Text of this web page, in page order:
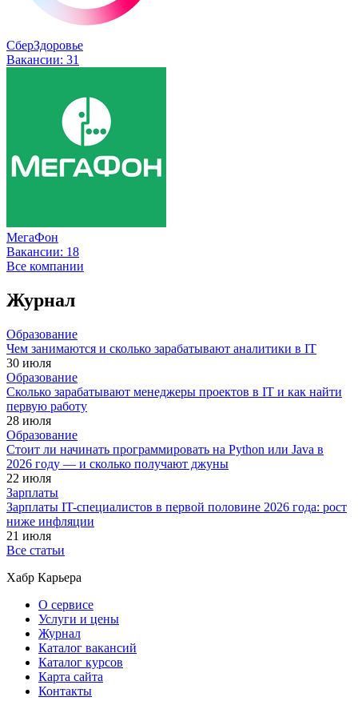
СберЗдоровье
Вакансии: 31
МегаФон
Вакансии: 18
Все компании
Журнал
Образование
Чем занимаются и сколько зарабатывают аналитики в IT
30 июля
Образование
Сколько зарабатывают менеджеры проектов в IT и как найти
первую работу
28 июля
Образование
Стоит ли начинать программировать на Python или Java в
2026 году — и сколько получают джуны
22 июля
Зарплаты
Зарплаты IT-специалистов в первой половине 2026 года: рост
ниже инфляции
21 июля
Все статьи
Хабр Карьера
О сервисе
Услуги и цены
Журнал
Каталог вакансий
Каталог курсов
Карта сайта
Контакты